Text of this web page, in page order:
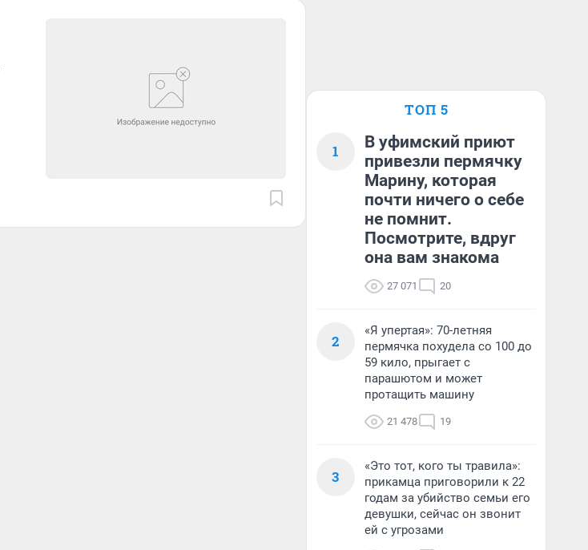
ТОП 5
1
В уфимский приют
привезли пермячку
Марину, которая
почти ничего о себе
не помнит.
Посмотрите, вдруг
она вам знакома
27 071 20
2
«Я упертая»: 70-летняя
пермячка похудела со 100 до
59 кило, прыгает с
парашютом и может
протащить машину
21 478 19
3
«Это тот, кого ты травила»:
прикамца приговорили к 22
годам за убийство семьи его
девушки, сейчас он звонит
ей с угрозами